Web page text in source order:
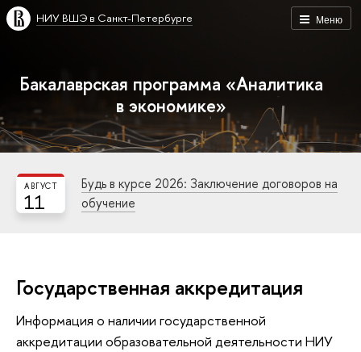
Меню
НИУ ВШЭ в Санкт-Петербурге
Бакалаврская программа «Аналитика
в экономике»
11
АВГУСТ
Будь в курсе 2026: Заключение договоров на
обучение
Государственная аккредитация
Информация о наличии государственной
аккредитации образовательной деятельности НИУ